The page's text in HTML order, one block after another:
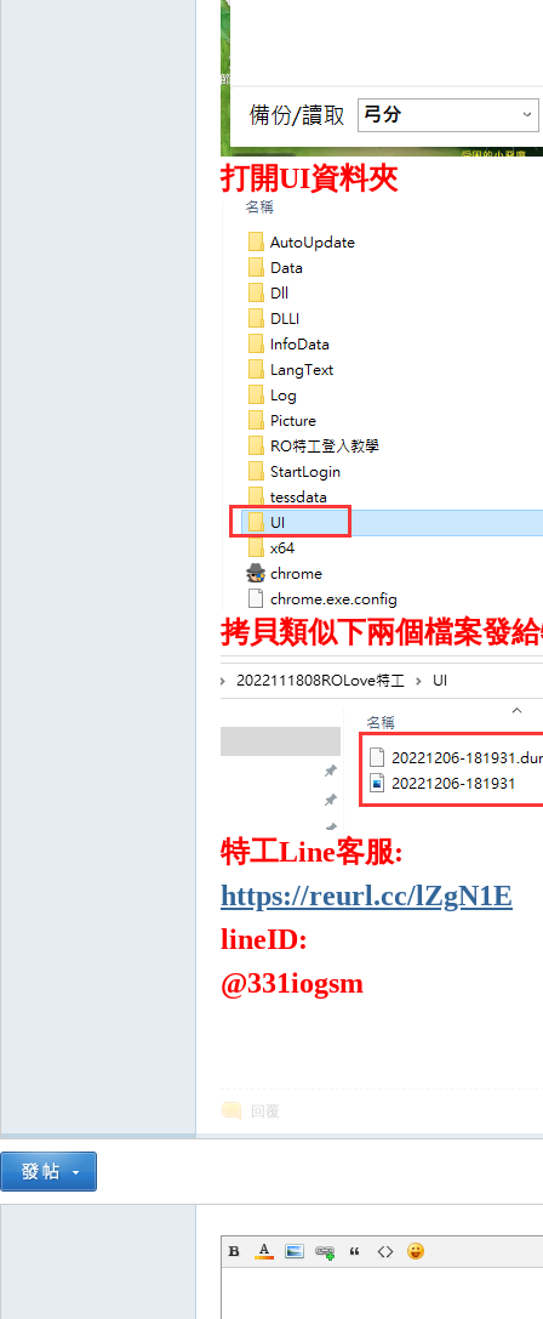
打開UI資料夾
拷貝類似下兩個檔案發
特工Line客服:
https://reurl.cc/lZgN1E
lineID:
@331iogsm
回覆